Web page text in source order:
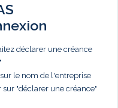
déclarer une créance
le nom de l'entreprise
"déclarer une créance"